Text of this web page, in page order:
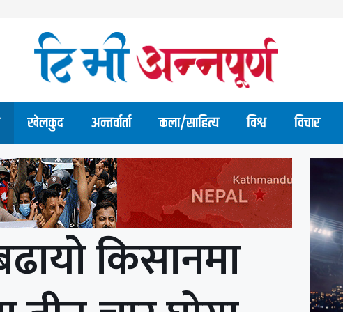
खेलकुद अन्तर्वार्ता कला/साहित्य विश्व विचार
किसानमा